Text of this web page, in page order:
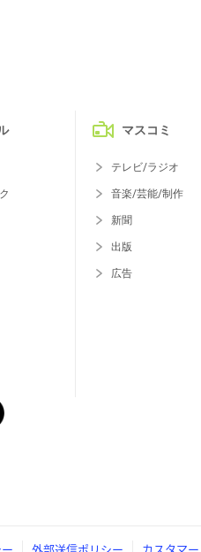
マスコミ
テレビ/ラジオ
音楽/芸能/制作
新聞
出版
広告